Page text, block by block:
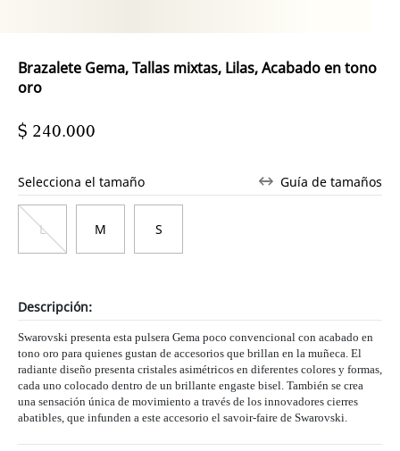
Brazalete Gema, Tallas mixtas, Lilas, Acabado en tono
oro
$ 240.000
Selecciona el tamaño Guía de tamaños
L M S
Descripción:
Swarovski presenta esta pulsera Gema poco convencional con acabado en
tono oro para quienes gustan de accesorios que brillan en la muñeca. El
radiante diseño presenta cristales asimétricos en diferentes colores y formas,
cada uno colocado dentro de un brillante engaste bisel. También se crea
una sensación única de movimiento a través de los innovadores cierres
abatibles, que infunden a este accesorio el savoir-faire de Swarovski.